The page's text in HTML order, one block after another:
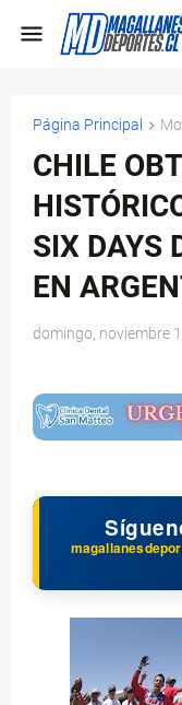
Página Principal
CHILE
SIX DAYS
EN
domingo, noviembre